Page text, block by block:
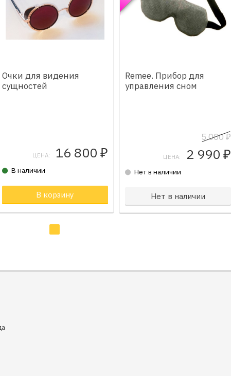
Товар в корзине
Очки для видения
сущностей
ЦЕНА: 16 800 ₽
В наличии
В корзину Товар в корзине
Remee. Прибор для
управления сном
5 000₽
ЦЕНА: 2 990 ₽
Нет в наличии
Нет в наличии